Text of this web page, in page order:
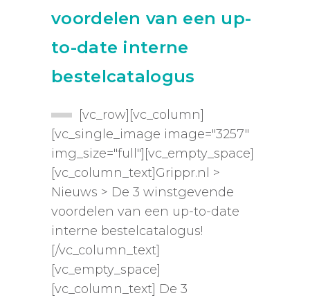
voordelen van een up-
to-date interne
bestelcatalogus
[vc_row][vc_column]
[vc_single_image image="3257"
img_size="full"][vc_empty_space]
[vc_column_text]Grippr.nl >
Nieuws > De 3 winstgevende
voordelen van een up-to-date
interne bestelcatalogus!
[/vc_column_text]
[vc_empty_space]
[vc_column_text] De 3